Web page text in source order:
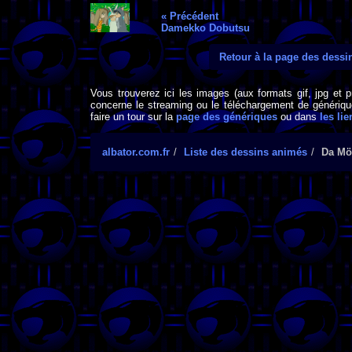
« Précédent
Damekko Dobutsu
Retour à la page des
Vous trouverez ici les images (aux formats gif, jpg et
concerne le streaming ou le téléchargement de
faire un tour sur la page des génériques ou dansles
albator.com.fr Liste des dessins animés Da